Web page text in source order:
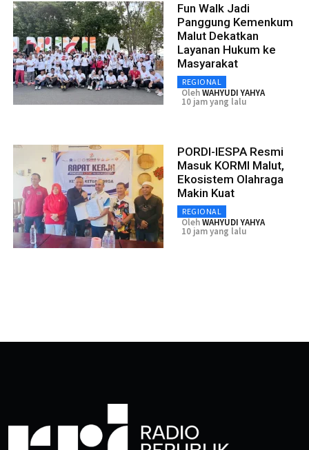
Fun Walk Jadi
Panggung Kemenkum
Malut Dekatkan
Layanan Hukum ke
Masyarakat
REGIONAL
OlehWAHYUDI YAHYA
10 jam yang lalu
PORDI-IESPA Resmi
Masuk KORMI Malut,
Ekosistem Olahraga
Makin Kuat
REGIONAL
OlehWAHYUDI YAHYA
10 jam yang lalu